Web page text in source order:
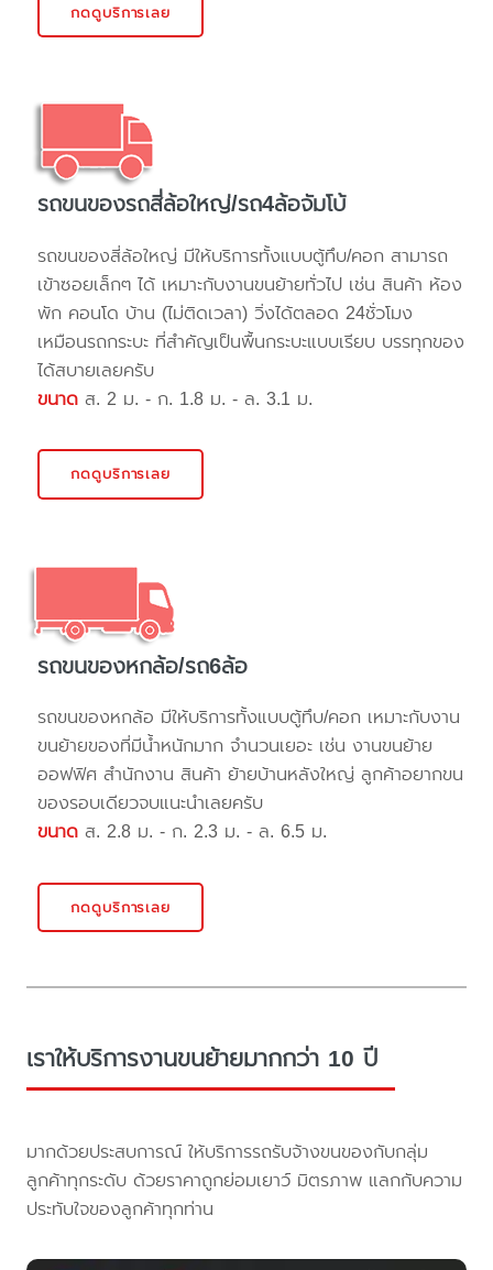
กดดูบริการเลย
รถขนของรถสี่ล้อใหญ่/รถ4ล้อจัมโบ้
รถขนของสี่ล้อใหญ่ มีให้บริการทั้งแบบตู้ทึบ/คอก สามารถ
เข้าซอยเล็กๆ ได้ เหมาะกับงานขนย้ายทั่วไป เช่น สินค้า ห้อง
พัก คอนโด บ้าน (ไม่ติดเวลา) วิ่งได้ตลอด 24ชั่วโมง
เหมือนรถกระบะ ที่สำคัญเป็นพื้นกระบะแบบเรียบ บรรทุกของ
ได้สบายเลยครับ
ขนาด ส. 2 ม. - ก. 1.8 ม. - ล. 3.1 ม.
กดดูบริการเลย
รถขนของหกล้อ/รถ6ล้อ
รถขนของหกล้อ มีให้บริการทั้งแบบตู้ทึบ/คอก เหมาะกับงาน
ขนย้ายของที่มีน้ำหนักมาก จำนวนเยอะ เช่น งานขนย้าย
ออฟฟิศ สำนักงาน สินค้า ย้ายบ้านหลังใหญ่ ลูกค้าอยากขน
ของรอบเดียวจบแนะนำเลยครับ
ขนาด ส. 2.8 ม. - ก. 2.3 ม. - ล. 6.5 ม.
กดดูบริการเลย
เราให้บริการงานขนย้ายมากกว่า 10 ปี
มากด้วยประสบการณ์ ให้บริการรถรับจ้างขนของกับกลุ่ม
ลูกค้าทุกระดับ ด้วยราคาถูกย่อมเยาว์ มิตรภาพ แลกกับความ
ประทับใจของลูกค้าทุกท่าน